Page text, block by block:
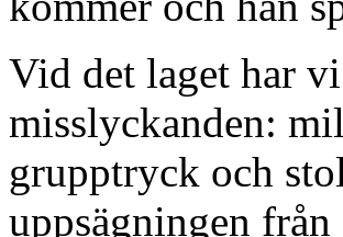
Vid det laget har
misslyckanden:
grupptryck och
uppsägningen